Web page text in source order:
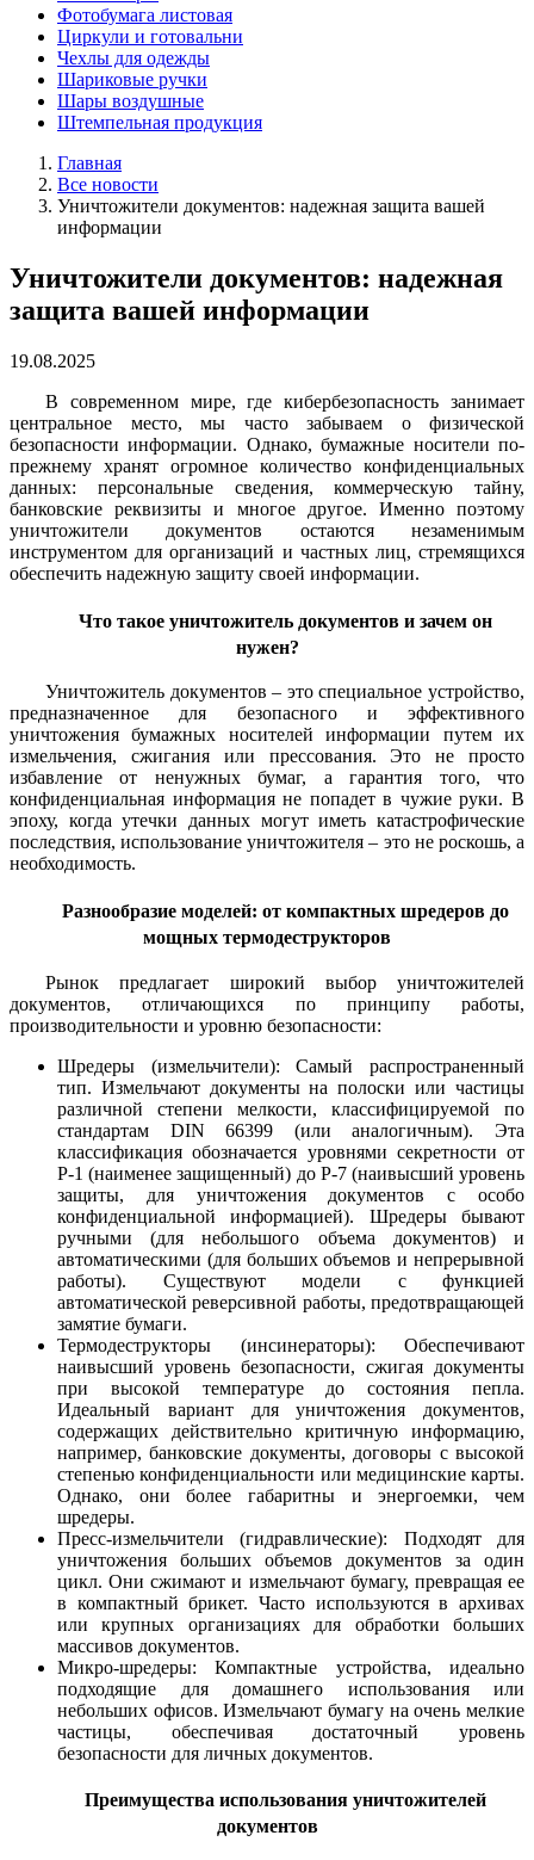
Фотобумага листовая
Циркули и готовальни
Чехлы для одежды
Шариковые ручки
Шары воздушные
Штемпельная продукция
Главная
Все новости
Уничтожители документов: надежная защита вашей
информации
Уничтожители документов: надежная
защита вашей информации
19.08.2025
В современном мире, где кибербезопасность занимает
центральное место, мы часто забываем о физической
безопасности информации. Однако, бумажные носители по-
прежнему хранят огромное количество конфиденциальных
данных: персональные сведения, коммерческую тайну,
банковские реквизиты и многое другое. Именно поэтому
уничтожители документов остаются незаменимым
инструментом для организаций и частных лиц, стремящихся
обеспечить надежную защиту своей информации.
Что такое уничтожитель документов и зачем он
нужен?
Уничтожитель документов – это специальное устройство,
предназначенное для безопасного и эффективного
уничтожения бумажных носителей информации путем их
измельчения, сжигания или прессования. Это не просто
избавление от ненужных бумаг, а гарантия того, что
конфиденциальная информация не попадет в чужие руки. В
эпоху, когда утечки данных могут иметь катастрофические
последствия, использование уничтожителя – это не роскошь, а
необходимость.
Разнообразие моделей: от компактных шредеров до
мощных термодеструкторов
Рынок предлагает широкий выбор уничтожителей
документов, отличающихся по принципу работы,
производительности и уровню безопасности:
Шредеры (измельчители): Самый распространенный
тип. Измельчают документы на полоски или частицы
различной степени мелкости, классифицируемой по
стандартам DIN 66399 (или аналогичным). Эта
классификация обозначается уровнями секретности от
P-1 (наименее защищенный) до P-7 (наивысший уровень
защиты, для уничтожения документов с особо
конфиденциальной информацией). Шредеры бывают
ручными (для небольшого объема документов) и
автоматическими (для больших объемов и непрерывной
работы). Существуют модели с функцией
автоматической реверсивной работы, предотвращающей
замятие бумаги.
Термодеструкторы (инсинераторы): Обеспечивают
наивысший уровень безопасности, сжигая документы
при высокой температуре до состояния пепла.
Идеальный вариант для уничтожения документов,
содержащих действительно критичную информацию,
например, банковские документы, договоры с высокой
степенью конфиденциальности или медицинские карты.
Однако, они более габаритны и энергоемки, чем
шредеры.
Пресс-измельчители (гидравлические): Подходят для
уничтожения больших объемов документов за один
цикл. Они сжимают и измельчают бумагу, превращая ее
в компактный брикет. Часто используются в архивах
или крупных организациях для обработки больших
массивов документов.
Микро-шредеры: Компактные устройства, идеально
подходящие для домашнего использования или
небольших офисов. Измельчают бумагу на очень мелкие
частицы, обеспечивая достаточный уровень
безопасности для личных документов.
Преимущества использования уничтожителей
документов